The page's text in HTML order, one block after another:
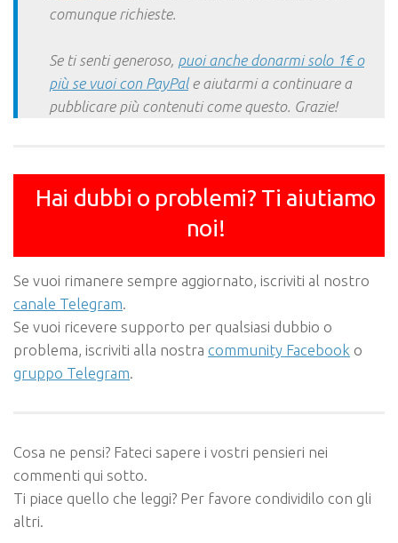
comunque richieste.
Se ti senti generoso, puoi anche donarmi solo 1€ o
più se vuoi con PayPale aiutarmi a continuare a
pubblicare più contenuti come questo. Grazie!
Hai dubbi o problemi? Ti aiutiamo
noi!
Se vuoi rimanere sempre aggiornato, iscriviti al nostro
canale Telegram
Se vuoi ricevere supporto per qualsiasi dubbio o
problema, iscriviti alla nostra community Facebook o
gruppo Telegram
Cosa ne pensi? Fateci sapere i vostri pensieri nei
commenti qui sotto.
Ti piace quello che leggi? Per favore condividilo con gli
altri.